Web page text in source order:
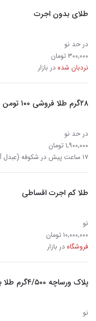
طلای بدون اجرت
در حد نو
۳۰۰,۰۰۰ تومان
نردبان شدهدر بازار
۲۸گرم طلا فروشی ۱۰۰ تومن بالای تابلو
در حد نو
۱,۹۰۰,۰۰۰ تومان
۱۷ ساعت پیش در شکوفه (عبدل آباد)
طلا کم اجرت اقساطی
نو
۱۰,۰۰۰,۰۰۰ تومان
فروشگاهدر بازار
پلاک ورساچه ۴/۵۰۰گرم طلا بدون اجرت
نو